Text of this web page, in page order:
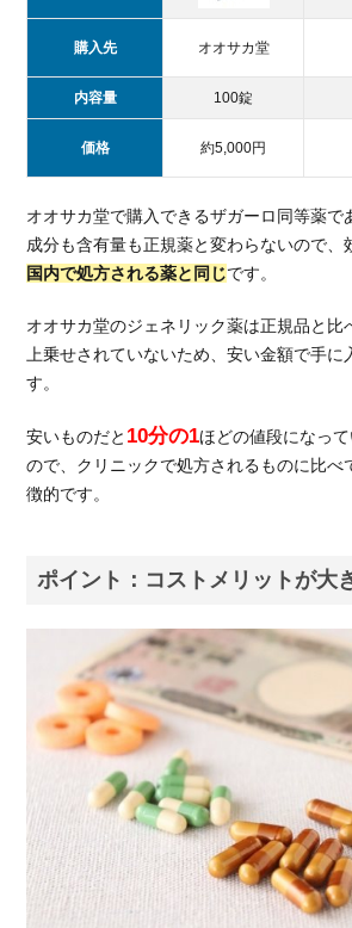
育
毛
剤
が
す
す
め
7.
括：
オオ
ザガ
は購
きな
いが
同等
の治
入可
能
購入先 オオサカ堂
内容量 100錠
価格 約5,000円
オオサカ堂で購入できるザガーロ同等薬で
成分も含有量も正規薬と変わらないので、
国内で処方される薬と同じです。
オオサカ堂のジェネリック薬は正規品と比
上乗せされていないため、安い金額で手に
す。
安いものだと 10分の1ほどの値段になっ
ので、クリニックで処方されるものに比べ
徴的です。
ポイント：コストメリットが大